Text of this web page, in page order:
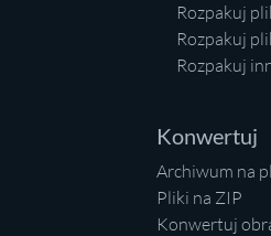
Rozpakuj
Rozpakuj
Rozpakuj
Konwertuj
Archiwum na
Pliki na ZIP
Konwertuj